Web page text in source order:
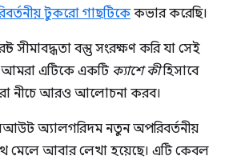
টুকরো গাছটিকেকভার করেছি।
সীমাবদ্ধতা বস্তু সংরক্ষণ করি যা সেই
আমরা এটিকে একটি ক্যাশে কীহিসাবে
নীচে আরও আলোচনা করব।
অ্যালগরিদম নতুন অপরিবর্তনীয়
মেলে আবার লেখা হয়েছে। এটি কেবল